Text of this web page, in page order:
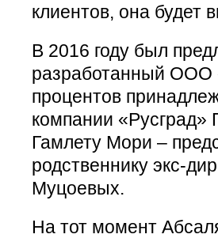
клиентов, она будет
В 2016 году был
разработанный ООО
процентов
компании «Русград»
Гамлету Мори –
родственнику экс-
Муцоевых.
На тот момент